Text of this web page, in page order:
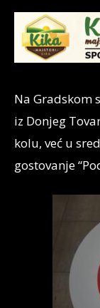
Na Gradskom
iz Donjeg
kolu, već u
gostovanje